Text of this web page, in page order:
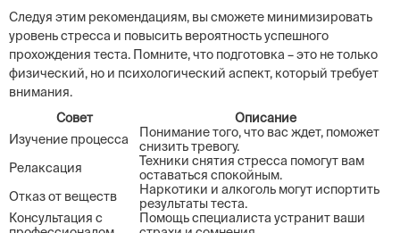
Следуя этим рекомендациям, вы сможете минимизировать
уровень стресса и повысить вероятность успешного
прохождения теста. Помните, что подготовка – это не только
физический, но и психологический аспект, который требует
внимания.
Совет
Описание
Изучение процесса
Понимание того, что вас ждет, поможет
снизить тревогу.
Релаксация
Техники снятия стресса помогут вам
оставаться спокойным.
Отказ от веществ
Наркотики и алкоголь могут испортить
результаты теста.
Консультация с
Помощь специалиста устранит ваши